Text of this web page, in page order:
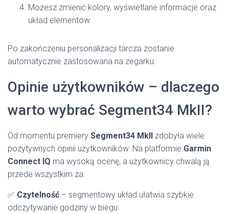
Możesz zmienić kolory, wyświetlane informacje oraz
układ elementów.
Po zakończeniu personalizacji tarcza zostanie
automatycznie zastosowana na zegarku.
Opinie użytkowników – dlaczego
warto wybrać Segment34 MkII?
Od momentu premiery Segment34 MkII zdobyła wiele
pozytywnych opinii użytkowników. Na platformie Garmin
Connect IQ ma wysoką ocenę, a użytkownicy chwalą ją
przede wszystkim za:
✅ Czytelność – segmentowy układ ułatwia szybkie
odczytywanie godziny w biegu.